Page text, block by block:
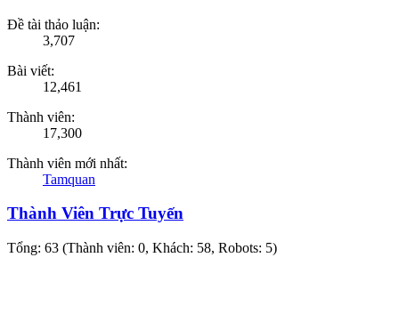
Đề tài thảo luận:
3,707
Bài viết:
12,461
Thành viên:
17,300
Thành viên mới nhất:
Tamquan
Thành Viên Trực Tuyến
Tổng: 63 (Thành viên: 0, Khách: 58, Robots: 5)